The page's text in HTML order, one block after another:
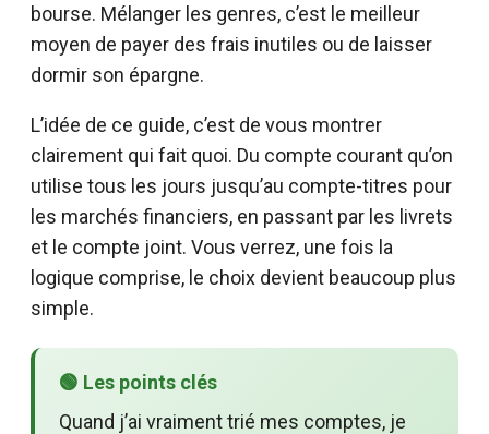
bourse. Mélanger les genres, c’est le meilleur
moyen de payer des frais inutiles ou de laisser
dormir son épargne.
L’idée de ce guide, c’est de vous montrer
clairement qui fait quoi. Du compte courant qu’on
utilise tous les jours jusqu’au compte-titres pour
les marchés financiers, en passant par les livrets
et le compte joint. Vous verrez, une fois la
logique comprise, le choix devient beaucoup plus
simple.
🟢 Les points clés
Quand j’ai vraiment trié mes comptes, je